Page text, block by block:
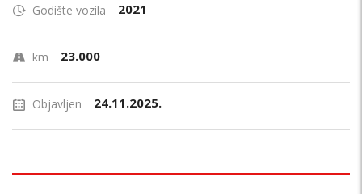
Godište vozila 2021
km 23.000
Objavljen 24.11.2025.